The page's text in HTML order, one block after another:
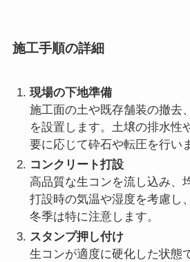
施工手順の詳細
現場の下地準備
施工面の土や既存舗装の撤去
を設置します。土壌の排水性
要に応じて砕石や転圧を行い
コンクリート打設
高品質な生コンを流し込み、
打設時の気温や湿度を考慮し
冬季は特に注意します。
スタンプ押し付け
生コンが適度に硬化した状態